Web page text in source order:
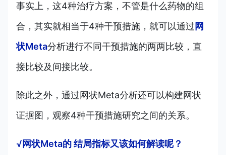
事实上，这4种治疗方案，不管是什么药物的组
合，其实就相当于4种干预措施，就可以通过网
状Meta分析进行不同干预措施的两两比较，直
接比较及间接比较。
除此之外，通过网状Meta分析还可以构建网状
证据图，观察4种干预措施研究之间的关系。
√网状Meta的 结局指标又该如何解读呢？